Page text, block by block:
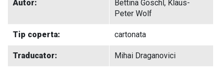
Autor:
Bettina Goschl, Klaus-
Peter Wolf
Tip coperta: cartonata
Traducator: Mihai Draganovici